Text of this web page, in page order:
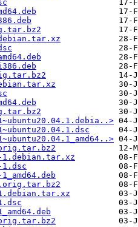
1.debian.tar.xz
1.dsc